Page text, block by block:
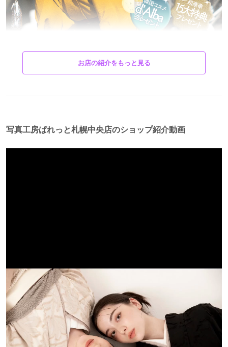
札幌ハタチ前撮りフェア
＊8月キャンペーン実施中
お店の紹介をもっと見る
写真工房ぱれっと札幌中央店のショップ紹介動画